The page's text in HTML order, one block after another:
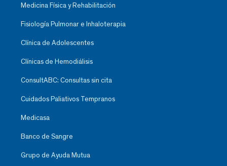
Medicina Física y Rehabilitación
Fisiología Pulmonar e Inhaloterapia
Clínica de Adolescentes
Clínicas de Hemodiálisis
ConsultABC: Consultas sin cita
Cuidados Paliativos Tempranos
Medicasa
Banco de Sangre
Grupo de Ayuda Mutua